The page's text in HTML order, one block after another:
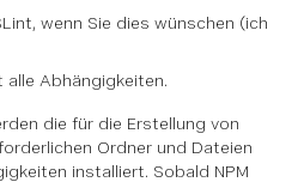
wenn Sie dies wünschen (ich
alle Abhängigkeiten.
die für die Erstellung von
Ordner und Dateien
installiert. Sobald NPM